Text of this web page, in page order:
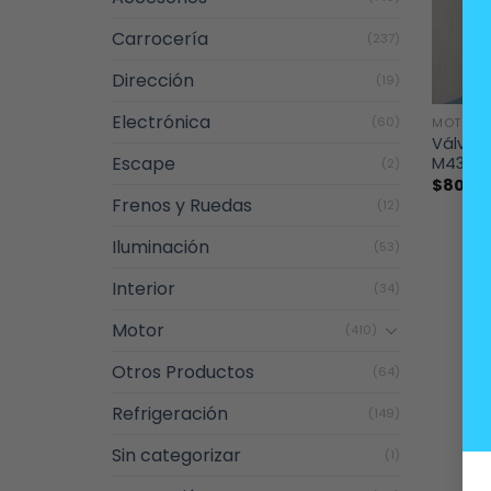
Carrocería (237)
Dirección (19)
Electrónica (60)
Escape (2)
Frenos y Ruedas (12)
Iluminación (53)
Interior (34)
Motor (410)
Otros Productos (64)
Refrigeración (149)
Sin categorizar (1)
MOTOR
M43
$80.000